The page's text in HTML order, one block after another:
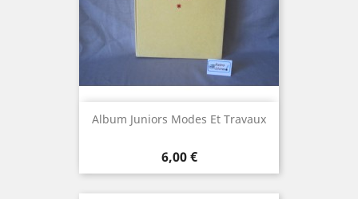
Album Juniors Modes Et Travaux
Prix
6,00 €